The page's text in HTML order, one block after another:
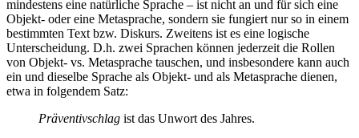
mindestens eine natürliche Sprache – ist nicht an und für sich eine
Objekt- oder eine Metasprache, sondern sie fungiert nur so in einem
bestimmten Text bzw. Diskurs. Zweitens ist es eine logische
Unterscheidung. D.h. zwei Sprachen können jederzeit die Rollen
von Objekt- vs. Metasprache tauschen, und insbesondere kann auch
ein und dieselbe Sprache als Objekt- und als Metasprache dienen,
etwa in folgendem Satz:
Präventivschlag ist das Unwort des Jahres.